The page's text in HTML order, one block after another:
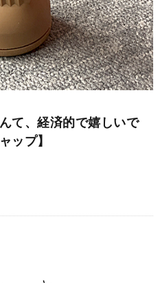
て、経済的で嬉しいで
ップ】